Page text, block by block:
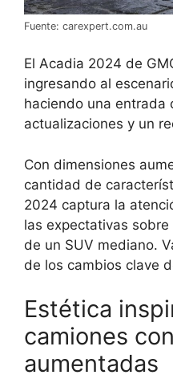
Fuente: carexpert.com.au
El Acadia 2024 de
ingresando al
haciendo una entrada
actualizaciones y un
Con dimensiones
cantidad de
2024 captura la
las expectativas
de un SUV mediano.
de los cambios clave
Estética
camiones
aumentadas